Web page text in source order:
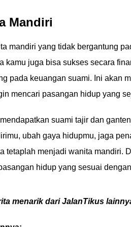
Mandiri
mandiri yang tidak bergantung
kamu juga bisa sukses secara
pada keuangan suami. Ini akan
mencari pasangan hidup yang
suami tajir dan
ubah gaya hidupmu, jaga
tetaplah menjadi wanita mandiri.
hidup yang sesuai
menarik dari JalanTikus